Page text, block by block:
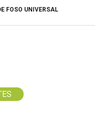
FOSO UNIVERSAL